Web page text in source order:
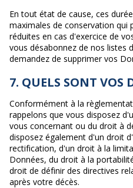
En tout état de cause, ces
maximales de conservation qui
réduites en cas d'exercice de
vous désabonnez de nos listes
demandez de supprimer vos
7. QUELS SONT VOS
Conformément à la
rappelons que vous disposez
vous concernant ou du droit à
disposez également d'un droit
rectification, d'un droit à la
Données, du droit à la
droit de définir des directives
après votre décès.